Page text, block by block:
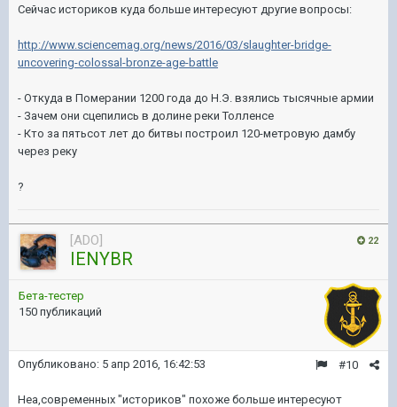
Сейчас историков куда больше интересуют другие вопросы:
http://www.sciencemag.org/news/2016/03/slaughter-bridge-
uncovering-colossal-bronze-age-battle
- Откуда в Померании 1200 года до Н.Э. взялись тысячные армии
- Зачем они сцепились в долине реки Толленсе
- Кто за пятьсот лет до битвы построил 120-метровую дамбу
через реку
?
22
[ADO]
IENYBR
Бета-тестер
150 публикаций
#10
Опубликовано: 5 апр 2016, 16:42:53
Неа,современных "историков" похоже больше интересуют